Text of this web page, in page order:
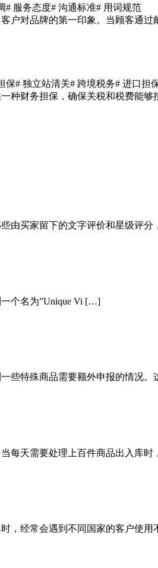
# 服务态度# 沟通标准# 用词规范
户对品牌的第一印象。当顾客通
保# 独立站清关# 跨境税务# 进口担
种财务担保，确保关税和税费能
由买家留下的文字评价和星级评
个名为”Unique Vi […]
些特殊商品需要额外申报的情况
每天需要处理上百件商品出入库
，经常会遇到不同国家的客户使